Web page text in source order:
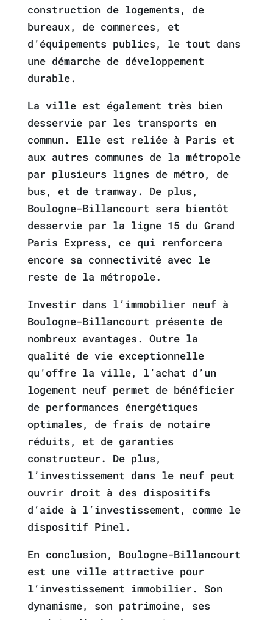
construction de logements, de
bureaux, de commerces, et
d’équipements publics, le tout dans
une démarche de développement
durable.
La ville est également très bien
desservie par les transports en
commun. Elle est reliée à Paris et
aux autres communes de la métropole
par plusieurs lignes de métro, de
bus, et de tramway. De plus,
Boulogne-Billancourt sera bientôt
desservie par la ligne 15 du Grand
Paris Express, ce qui renforcera
encore sa connectivité avec le
reste de la métropole.
Investir dans l’immobilier neuf à
Boulogne-Billancourt présente de
nombreux avantages. Outre la
qualité de vie exceptionnelle
qu’offre la ville, l’achat d’un
logement neuf permet de bénéficier
de performances énergétiques
optimales, de frais de notaire
réduits, et de garanties
constructeur. De plus,
l’investissement dans le neuf peut
ouvrir droit à des dispositifs
d’aide à l’investissement, comme le
dispositif Pinel.
En conclusion, Boulogne-Billancourt
est une ville attractive pour
l’investissement immobilier. Son
dynamisme, son patrimoine, ses